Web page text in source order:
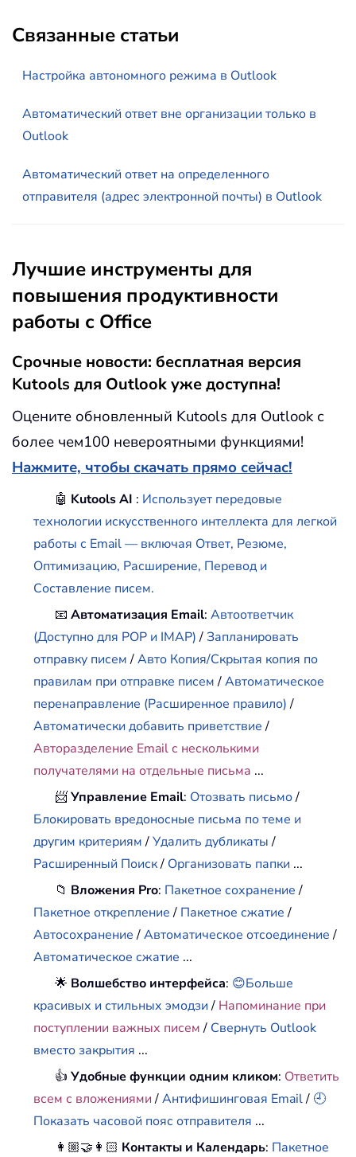
Связанные статьи
Настройка автономного режима в Outlook
Автоматический ответ вне организации только в
Outlook
Автоматический ответ на определенного
отправителя (адрес электронной почты) в Outlook
Лучшие инструменты для
повышения продуктивности
работы с Office
Срочные новости: бесплатная версия
Kutools для Outlook уже доступна!
Оцените обновленный Kutools для Outlook с
более чем100 невероятными функциями!
Нажмите, чтобы скачать прямо сейчас!
🤖 Kutools AI : Использует передовые
технологии искусственного интеллекта для легкой
работы с Email — включая Ответ, Резюме,
Оптимизацию, Расширение, Перевод и
Составление писем.
📧Автоматизация Email:Автоответчик
(Доступно для POP и IMAP)/Запланировать
отправку писем/Авто Копия/Скрытая копия по
правилам при отправке писем/Автоматическое
перенаправление (Расширенное правило)/
Автоматически добавить приветствие/
Авторазделение Email с несколькими
получателями на отдельные письма ...
📨Управление Email: Отозвать письмо/
Блокировать вредоносные письма по теме и
другим критериям/Удалить дубликаты/
Расширенный Поиск/ Организовать папки ...
📁 Вложения Pro: Пакетное сохранение/
Пакетное открепление/ Пакетное сжатие/
Автосохранение/Автоматическое отсоединение/
Автоматическое сжатие ...
🌟 Волшебство интерфейса: 😊Больше
красивых и стильных эмодзи/ Напоминание при
поступлении важных писем/ Свернуть Outlook
вместо закрытия ...
👍Удобные функции одним кликом: Ответить
всем с вложениями /Антифишинговая Email/ 🕘
Показать часовой пояс отправителя ...
👩🏼‍🤝‍👩🏻 Контакты и Календарь: Пакетное